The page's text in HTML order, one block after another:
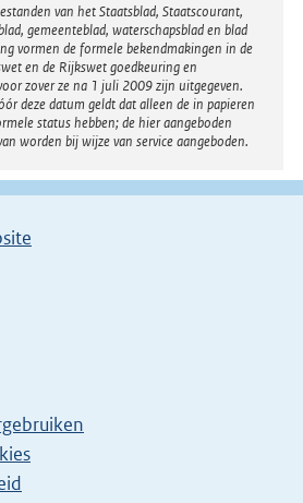
van het Staatsblad, Staatscourant,
gemeenteblad, waterschapsblad en blad
vormen de formele bekendmakingen in de
en de Rijkswet goedkeuring en
zover ze na 1 juli 2009 zijn uitgegeven.
deze datum geldt dat alleen de in papieren
status hebben; de hier aangeboden
worden bij wijze van service aangeboden.